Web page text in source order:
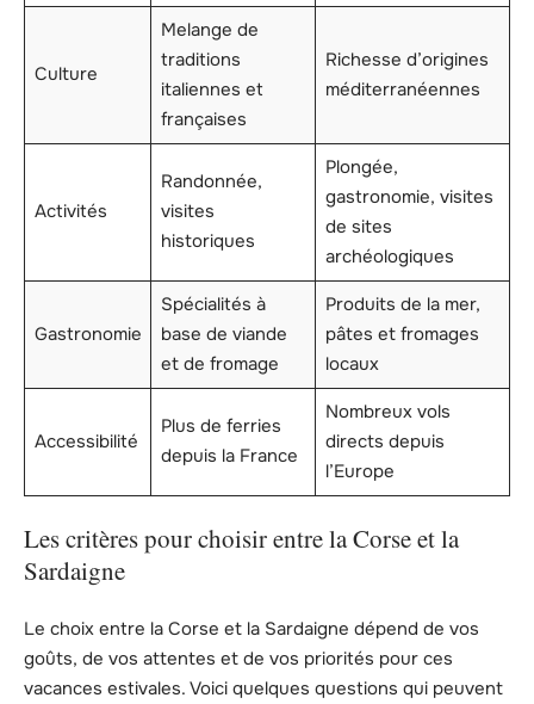
Culture
Melange de
traditions
italiennes et
françaises
Richesse d’origines
méditerranéennes
Activités
Randonnée,
visites
historiques
Plongée,
gastronomie, visites
de sites
archéologiques
Gastronomie
Spécialités à
base de viande
et de fromage
Produits de la mer,
pâtes et fromages
locaux
Accessibilité
Plus de ferries
depuis la France
Nombreux vols
directs depuis
l’Europe
Les critères pour choisir entre la Corse et la
Sardaigne
Le choix entre la Corse et la Sardaigne dépend de vos
goûts, de vos attentes et de vos priorités pour ces
vacances estivales. Voici quelques questions qui peuvent